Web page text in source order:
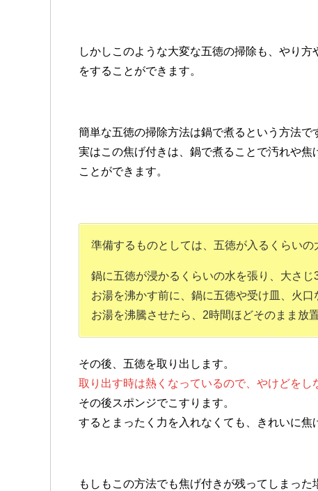
しかしこのような大変な五徳の掃除も、やり
をすることができます。
簡単な五徳の掃除方法は鍋で煮るという方法で
実はこの焦げ付きは、鍋で煮ることで汚れや
ことができます。
準備するものとしては、 五徳が入るくらい
鍋に五徳が浸かるくらいの水を張り、大さじ
お湯を沸かす前に、鍋に五徳や受け皿、火口
お湯を沸騰させたら、2時間ほどそのまま放
その後、五徳を取り出します。
取り出す時は熱くなっているので、やけどをし
その後スポンジでこすります。
するとまったく力を入れなくても、きれいに焦
もしもこの方法でも焦げ付きが残ってしまっ